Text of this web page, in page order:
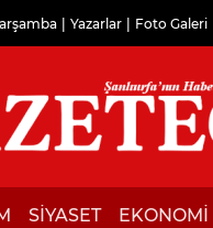
Yazarlar Foto Galeri
SİYASET EKONOMİ